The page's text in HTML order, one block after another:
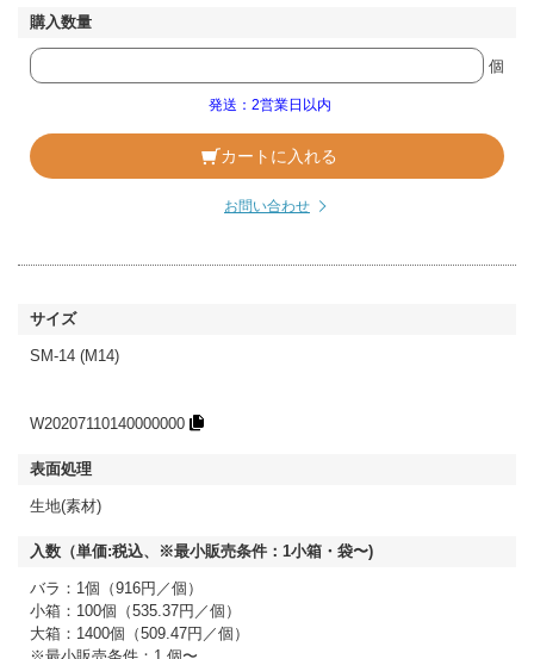
個
発送：2営業日以内
カートに入れる
お問い合わせ
SM-14 (M14)
W20207110140000000
生地(素材)
バラ：1個（916円／個）
小箱：100個（535.37円／個）
大箱：1400個（509.47円／個）